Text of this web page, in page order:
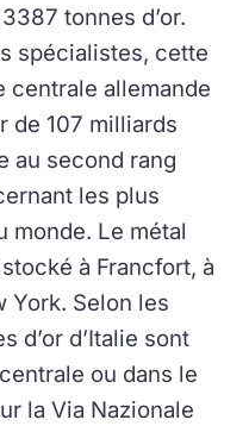
tonnes d’or.
spécialistes, cette
centrale allemande
de 107 milliards
au second rang
les plus
monde. Le métal
à Francfort, à
York. Selon les
d’or d’Italie sont
ou dans le
la Via Nazionale